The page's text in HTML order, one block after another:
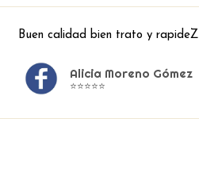
Buen calidad bien trato y rapideZ
Alicia Moreno Gómez
⭐⭐⭐⭐⭐